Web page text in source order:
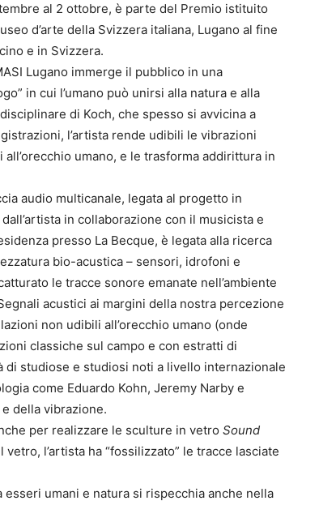
al 2 ottobre, è parte del Premio istituito
d’arte della Svizzera italiana, Lugano al fine
e in Svizzera.
Lugano immerge il pubblico in una
in cui l’umano può unirsi alla natura e alla
di Koch, che spesso si avvicina a
l’artista rende udibili le vibrazioni
umano, e le trasforma addirittura in
audio multicanale, legata al progetto in
dall’artista in collaborazione con il musicista e
presso La Becque, è legata alla ricerca
bio-acustica – sensori, idrofoni e
le tracce sonore emanate nell’ambiente
acustici ai margini della nostra percezione
non udibili all’orecchio umano (onde
classiche sul campo e con estratti di
studiose e studiosi noti a livello internazionale
come Eduardo Kohn, Jeremy Narby e
della vibrazione.
per realizzare le sculture in vetro Sound
l’artista ha “fossilizzato” le tracce lasciate
umani e natura si rispecchia anche nella